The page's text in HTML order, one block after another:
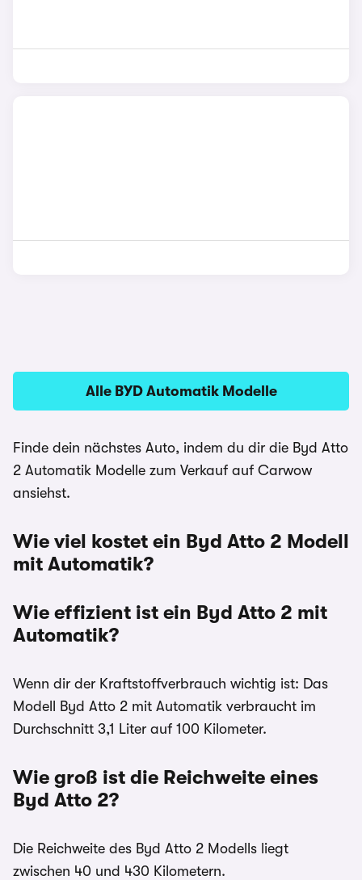
Alle BYD Automatik Modelle
Finde dein nächstes Auto, indem du dir die Byd Atto
2 Automatik Modelle zum Verkauf auf Carwow
ansiehst.
Wie viel kostet ein Byd Atto 2 Modell
mit Automatik?
Wie effizient ist ein Byd Atto 2 mit
Automatik?
Wenn dir der Kraftstoffverbrauch wichtig ist: Das
Modell Byd Atto 2 mit Automatik verbraucht im
Durchschnitt 3,1 Liter auf 100 Kilometer.
Wie groß ist die Reichweite eines
Byd Atto 2?
Die Reichweite des Byd Atto 2 Modells liegt
zwischen 40 und 430 Kilometern.